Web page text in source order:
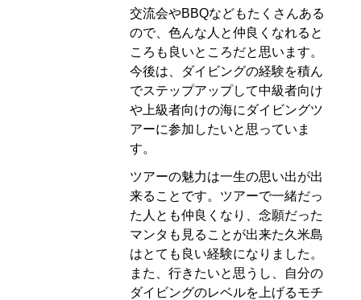
交流会やBBQなどもたくさんある
ので、色んな人と仲良くなれると
ころも良いところだと思います。
今後は、ダイビングの経験を積ん
でステップアップして中級者向け
や上級者向けの海にダイビングツ
アーに参加したいと思っていま
す。
ツアーの魅力は一生の思い出が出
来ることです。ツアーで一緒だっ
た人とも仲良くなり、念願だった
マンタも見ることが出来た久米島
はとても良い経験になりました。
また、行きたいと思うし、自分の
ダイビングのレベルを上げるモチ